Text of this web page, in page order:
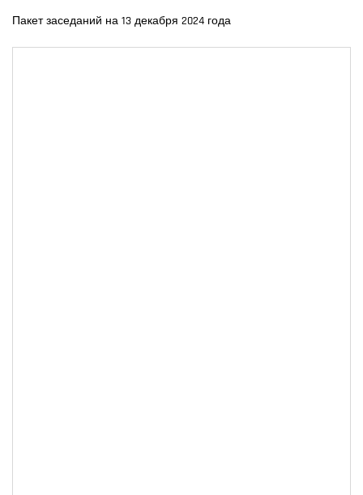
Пакет заседаний на 13 декабря 2024 года